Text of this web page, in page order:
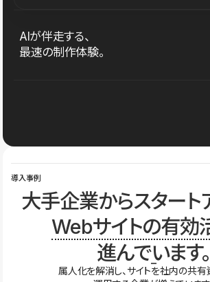
AIが伴走する、
最速の制作体験。
導入事例
大手企業からスタート
Webサイトの有効
進んでいます。
属人化を解消し、サイトを社内の共有